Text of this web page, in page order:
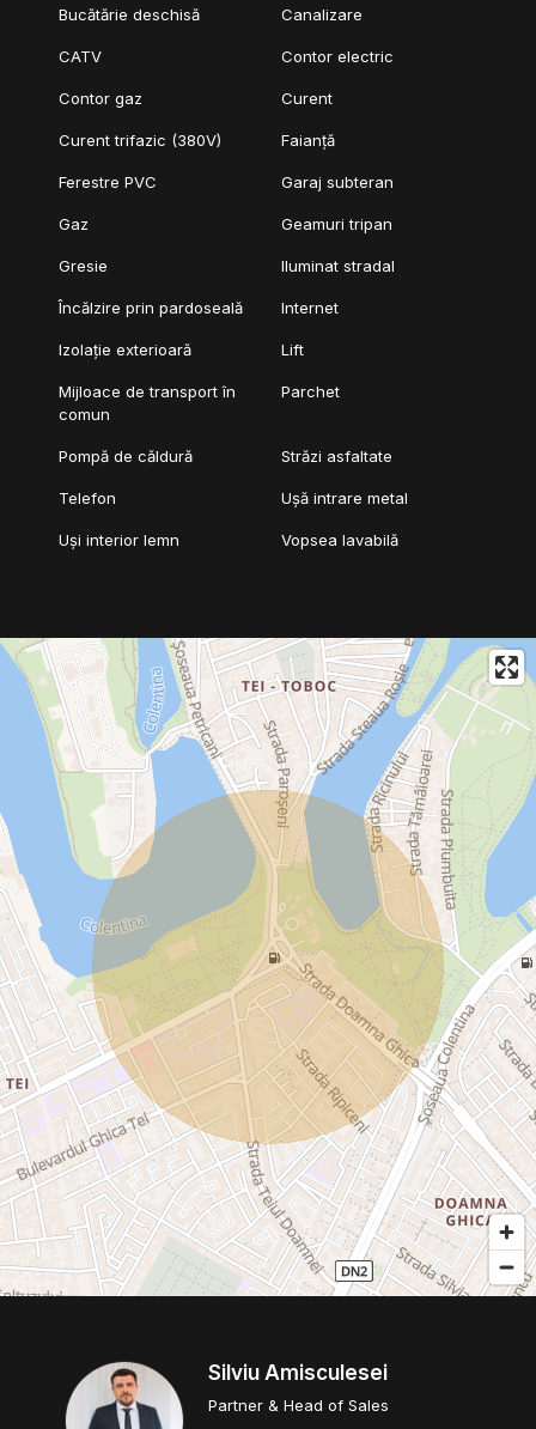
Bucătărie deschisă Canalizare
CATV Contor electric
Contor gaz Curent
Curent trifazic (380V) Faianță
Ferestre PVC Garaj subteran
Gaz Geamuri tripan
Gresie Iluminat stradal
Încălzire prin pardoseală Internet
Izolație exterioară Lift
Mijloace de transport în
comun
Parchet
Pompă de căldură Străzi asfaltate
Telefon Ușă intrare metal
Uși interior lemn Vopsea lavabilă
Silviu Amisculesei
Partner & Head of Sales